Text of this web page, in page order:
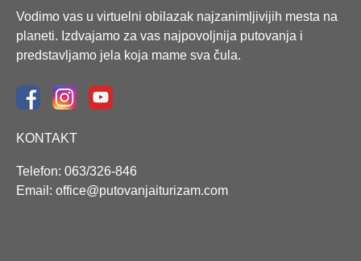
Vodimo vas u virtuelni obilazak najzanimljivijih mesta na
planeti. Izdvajamo za vas najpovoljnija putovanja i
predstavljamo jela koja mame sva čula.
KONTAKT
Telefon: 063/326-846
Email: office@putovanjaiturizam.com